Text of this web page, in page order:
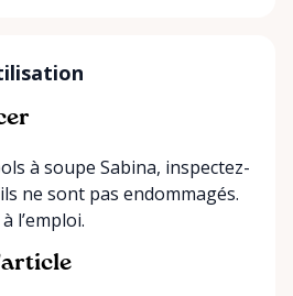
à soupe Sabina, inspectez-
ne sont pas endommagés.
l’emploi.